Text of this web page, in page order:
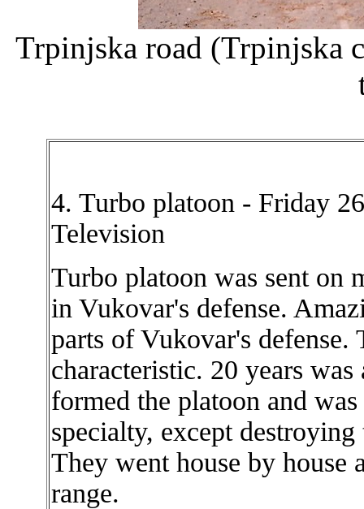
Trpinjska road (Trpinjska
4. Turbo platoon - Friday
Television
Turbo platoon was sent on
in Vukovar's defense.
parts of Vukovar's defense.
characteristic. 20 years
formed the platoon and
specialty, except
They went house by house
range.